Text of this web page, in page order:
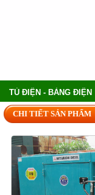
TỦ ĐIỆN - BẢNG ĐIỆN
CHI TIẾT SẢN PHẨM